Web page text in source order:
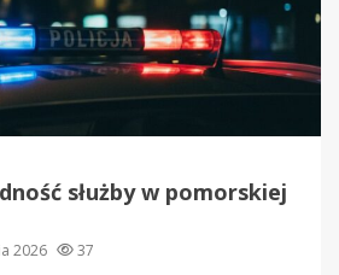
służby w pomorskiej
2026 37